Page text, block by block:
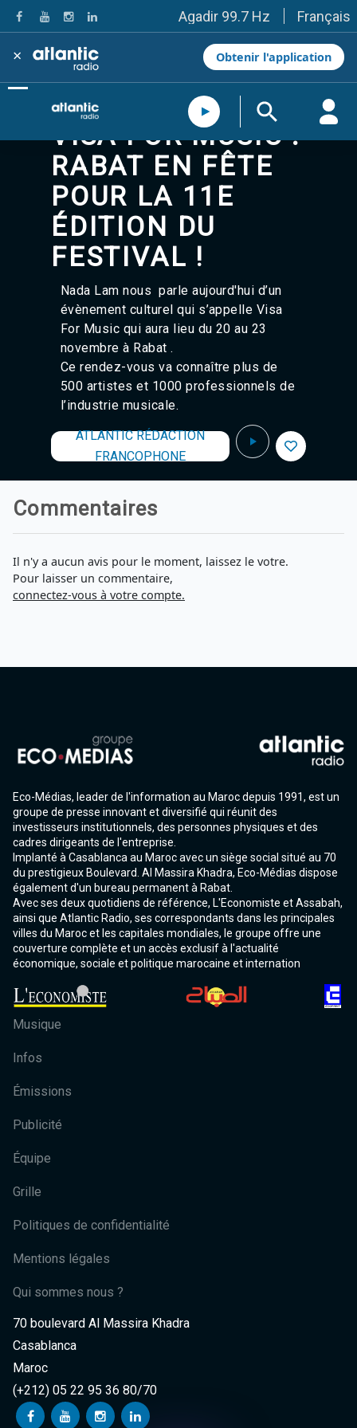
Agadir 99.7 Hz
Tanger 103.3 Hz
Tétouan 87.8 Hz
Fès 98.8 Hz
Meknès 97.2 Hz
El Jadida 97.3
Settat 104,6
Essaouira 96.6
Safi 92.3
Taza 103.0
Taounate 95.6
Tiznit 103.1
SkhourRhamna 92.2
Taroudant 104.9
Guelmim 91.9
Tan-Tan 95.2
Tafraout 104.9
Casablanca 92.5 Hz
Rabat, Salé 106.9 Hz
Marrakech 90.5 Hz
Agadir 99.7 Hz
Tanger 103.3 Hz
Tétouan 87.8 Hz
Meknès 97.2 Hz
El Jadida 97.3
Chefchaouen 106.4
Taza 103.0
Tiznit 103.1
SkhourRhamna 92.2
Taroudant 104.9
Français
× Obtenir l'application
VISA FOR MUSIC :
RABAT EN FÊTE
POUR LA 11E
ÉDITION DU
FESTIVAL !
Nada Lam nous parle aujourd'hui d’un
évènement culturel qui s’appelle Visa
For Music qui aura lieu du 20 au 23
novembre à Rabat .
Ce rendez-vous va connaître plus de
500 artistes et 1000 professionnels de
l’industrie musicale.
ATLANTIC RÉDACTION
FRANCOPHONE
Commentaires
Il n'y a aucun avis pour le moment, laissez le votre.
Pour laisser un commentaire,
connectez-vous à votre compte.
Eco-Médias, leader de l'information au Maroc depuis 1991, est un
groupe de presse innovant et diversifié qui réunit des
investisseurs institutionnels, des personnes physiques et des
cadres dirigeants de l'entreprise.
Implanté à Casablanca au Maroc avec un siège social situé au 70
du prestigieux Boulevard. Al Massira Khadra, Eco-Médias dispose
également d'un bureau permanent à Rabat.
Avec ses deux quotidiens de référence, L'Economiste et Assabah,
ainsi que Atlantic Radio, ses correspondants dans les principales
villes du Maroc et les capitales mondiales, le groupe offre une
couverture complète et un accès exclusif à l'actualité
économique, sociale et politique marocaine et internation
Musique
Infos
Émissions
Publicité
Équipe
Grille
Politiques de confidentialité
Mentions légales
Qui sommes nous ?
70 boulevard Al Massira Khadra
Casablanca
Maroc
(+212) 05 22 95 36 80/70